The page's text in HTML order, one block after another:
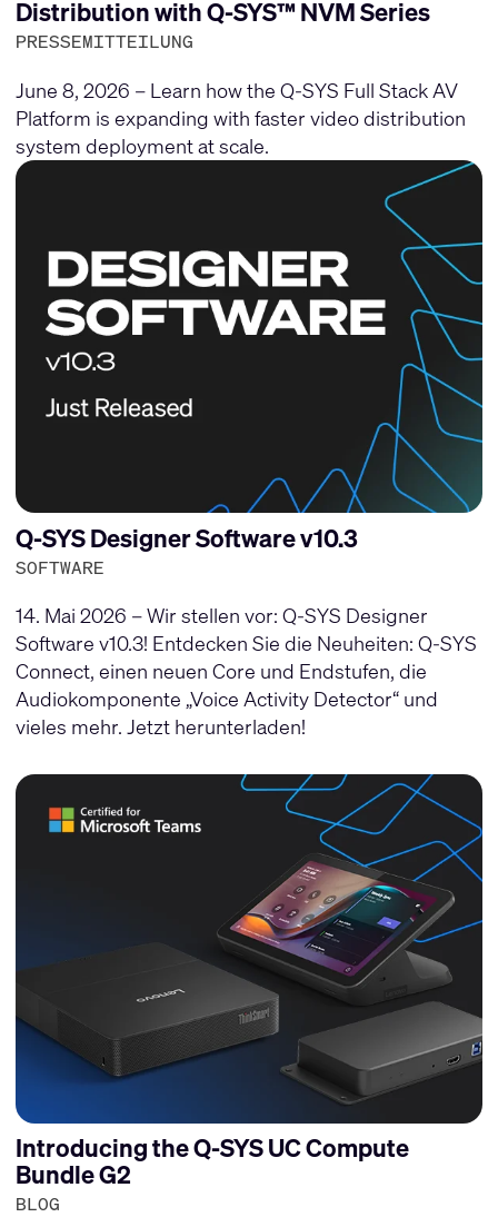
Distribution with Q-SYS™ NVM Series
PRESSEMITTEILUNG
June 8, 2026 – Learn how the Q-SYS Full Stack AV
Platform is expanding with faster video distribution
system deployment at scale.
Q-SYS Designer Software v10.3
SOFTWARE
14. Mai 2026 – Wir stellen vor: Q-SYS Designer
Software v10.3! Entdecken Sie die Neuheiten: Q-SYS
Connect, einen neuen Core und Endstufen, die
Audiokomponente „Voice Activity Detector“ und
vieles mehr. Jetzt herunterladen!
Introducing the Q-SYS UC Compute
Bundle G2
BLOG